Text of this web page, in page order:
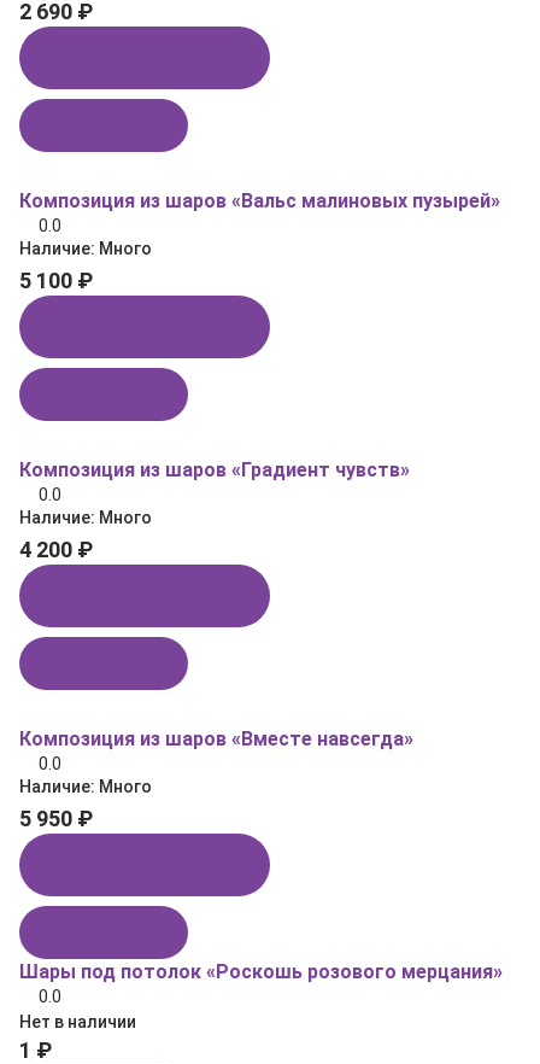
2 690 ₽
Композиция из шаров «Вальс малиновых пузырей»
0.0
Наличие: Много
5 100 ₽
Композиция из шаров «Градиент чувств»
0.0
Наличие: Много
4 200 ₽
Композиция из шаров «Вместе навсегда»
0.0
Наличие: Много
5 950 ₽
Шары под потолок «Роскошь розового мерцания»
0.0
Нет в наличии
1 ₽